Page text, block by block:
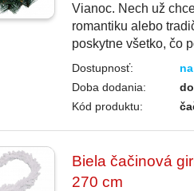
Vianoc. Nech už
romantiku alebo
poskytne všetko, čo
Dostupnosť:
Doba dodania:
Kód produktu:
Biela čačinová
270 cm